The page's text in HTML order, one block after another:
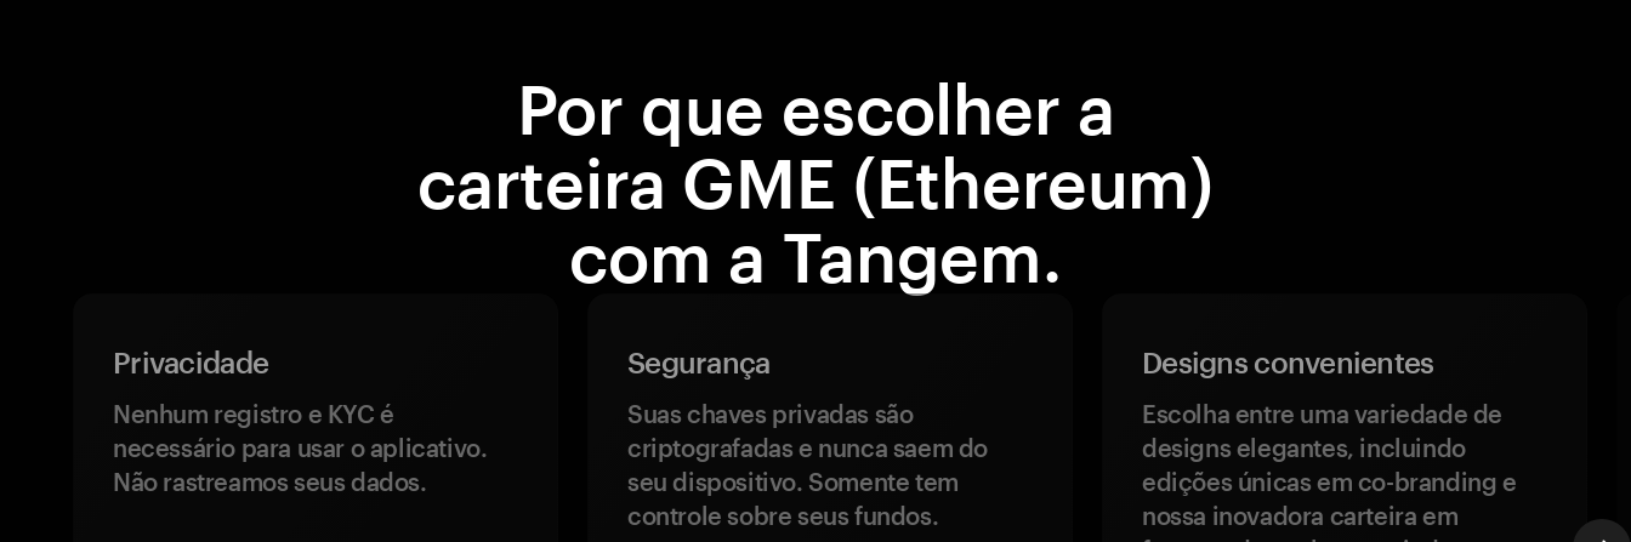
Por que escolher a
carteira GME (Ethereum)
com a Tangem.
Privacidade
Nenhum registro e KYC é
necessário para usar o aplicativo.
Não rastreamos seus dados.
Segurança
Suas chaves privadas são
criptografadas e nunca saem do
seu dispositivo. Somente tem
controle sobre seus fundos.
Designs convenientes
Escolha entre uma variedade de
designs elegantes, incluindo
edições únicas em co-branding e
nossa inovadora carteira em